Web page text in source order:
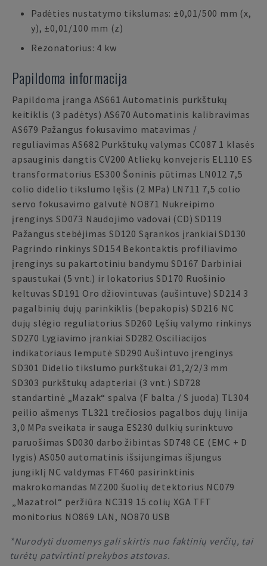
Padėties nustatymo tikslumas: ±0,01/500 mm (x,
y), ±0,01/100 mm (z)
Rezonatorius: 4 kw
Papildoma informacija
Papildoma įranga AS661 Automatinis purkštukų
keitiklis (3 padėtys) AS670 Automatinis kalibravimas
AS679 Pažangus fokusavimo matavimas /
reguliavimas AS682 Purkštukų valymas CC087 1 klasės
apsauginis dangtis CV200 Atliekų konvejeris EL110 ES
transformatorius ES300 Šoninis pūtimas LN012 7,5
colio didelio tikslumo lęšis (2 MPa) LN711 7,5 colio
servo fokusavimo galvutė NO871 Nukreipimo
įrenginys SD073 Naudojimo vadovai (CD) SD119
Pažangus stebėjimas SD120 Sąrankos įrankiai SD130
Pagrindo rinkinys SD154 Bekontaktis profiliavimo
įrenginys su pakartotiniu bandymu SD167 Darbiniai
spaustukai (5 vnt.) ir lokatorius SD170 Ruošinio
keltuvas SD191 Oro džiovintuvas (aušintuve) SD214 3
pagalbinių dujų parinkiklis (bepakopis) SD216 NC
dujų slėgio reguliatorius SD260 Lęšių valymo rinkinys
SD270 Lygiavimo įrankiai SD282 Osciliacijos
indikatoriaus lemputė SD290 Aušintuvo įrenginys
SD301 Didelio tikslumo purkštukai Ø1,2/2/3 mm
SD303 purkštukų adapteriai (3 vnt.) SD728
standartinė „Mazak“ spalva (F balta / S juoda) TL304
peilio ašmenys TL321 trečiosios pagalbos dujų linija
3,0 MPa sveikata ir sauga ES230 dulkių surinktuvo
paruošimas SD030 darbo žibintas SD748 CE (EMC + D
lygis) AS050 automatinis išsijungimas išjungus
jungiklį NC valdymas FT460 pasirinktinis
makrokomandas MZ200 šuolių detektorius NC079
„Mazatrol“ peržiūra NC319 15 colių XGA TFT
monitorius NO869 LAN, NO870 USB
*Nurodyti duomenys gali skirtis nuo faktinių verčių, tai
turėtų patvirtinti prekybos atstovas.